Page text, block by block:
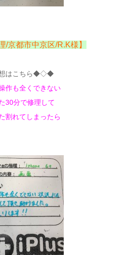
/京都市中京区/R.K様】
はこちら◆◇◆
作も全くできない
30分で修理して
割れてしまったら